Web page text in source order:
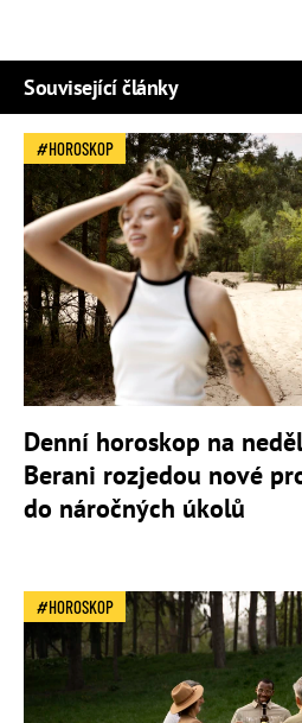
Související články
HOROSKOP
Denní horoskop na
Berani rozjedou nové
do náročných úkolů
HOROSKOP